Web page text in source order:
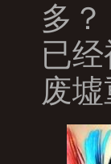
多
已经
废